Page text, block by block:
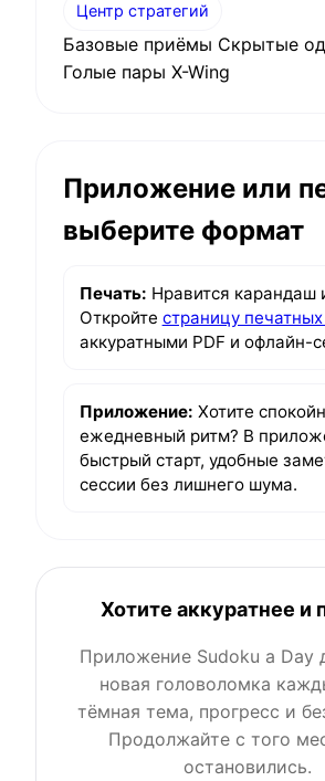
Центр стратегий
Базовые приёмы Скрытые
Голые пары X-Wing
Приложение или
выберите формат
Печать: Нравится карандаш
Откройте страницу печатных
аккуратными PDF и офлайн-
Приложение: Хотите
ежедневный ритм? В
быстрый старт, удобные
сессии без лишнего шума.
Хотите аккуратнее и
Приложение Sudoku a Day
новая головоломка
тёмная тема, прогресс и
Продолжайте с того
остановились.